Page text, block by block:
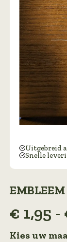
Uitgebreid
Snelle
EMBLEEM
€ 1,95 -
Kies uw